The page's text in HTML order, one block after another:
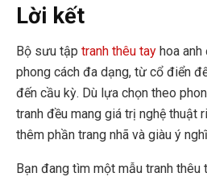
Lời kết
Bộ sưu tập tranh thêu tay hoa
phong cách đa dạng, từ cổ điển
đến cầu kỳ. Dù lựa chọn theo
tranh đều mang giá trị nghệ thuật
thêm phần trang nhã và giàu ý
Bạn đang tìm một mẫu tranh thêu